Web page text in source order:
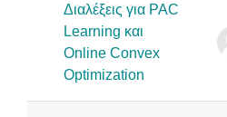
Διαλέξεις για PAC
Learning και
Online Convex
Optimization